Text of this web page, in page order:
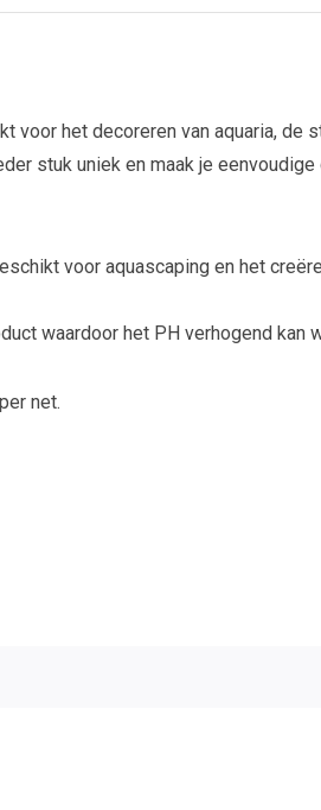
voor het decoreren van aquaria, de
stuk uniek en maak je
voor aquascaping en het
waardoor het PH verhogend kan
net.